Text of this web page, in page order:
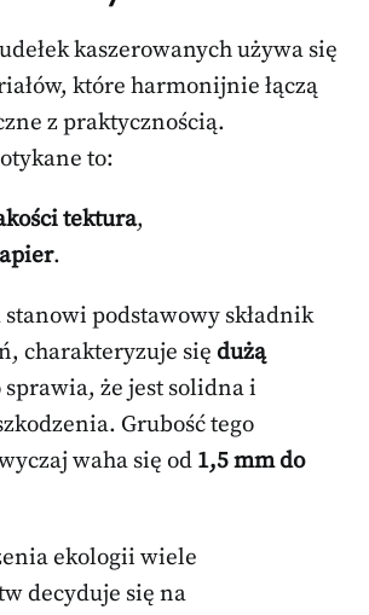
kaszerowanych używa się
które harmonijnie łączą
z praktycznością.
to:
tektura,
.
podstawowy składnik
charakteryzuje się dużą
sprawia, że jest solidna i
Grubość tego
waha się od 1,5 mm do
ekologii wiele
decyduje się na